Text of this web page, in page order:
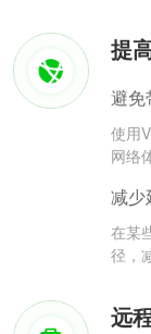
提
避免
使用
网络
减少
在某
径，
远